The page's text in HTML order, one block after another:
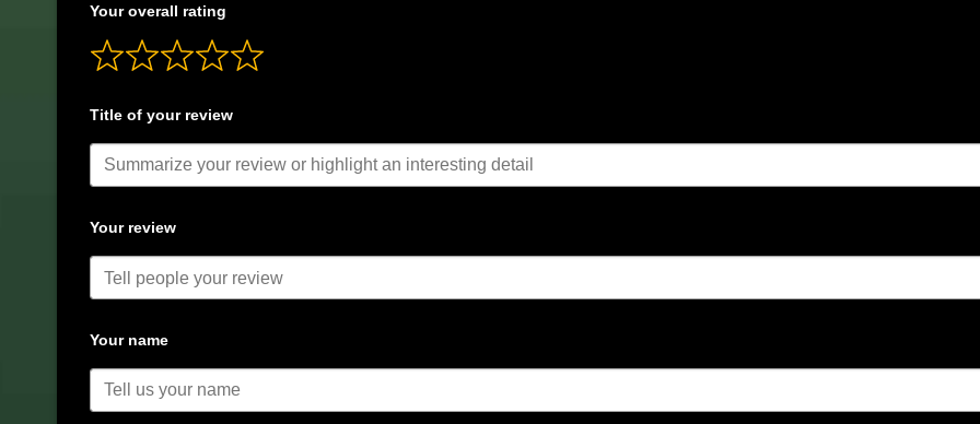
Your overall rating
Title of your review
Your review
Your name